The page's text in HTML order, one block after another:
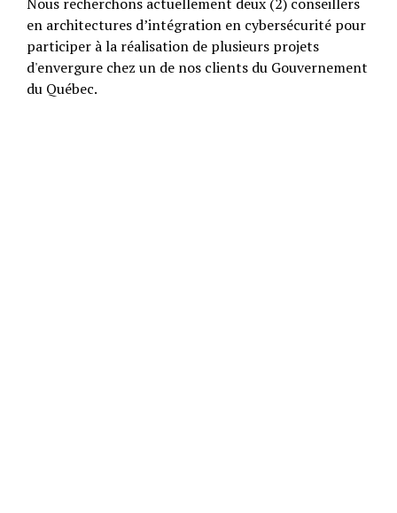
en architectures d’intégration en cybersécurité pour
participer à la réalisation de plusieurs projets
d'envergure chez un de nos clients du Gouvernement
du Québec.